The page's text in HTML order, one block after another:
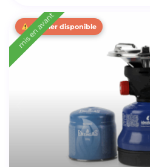
Dernier disponible
mis en avant